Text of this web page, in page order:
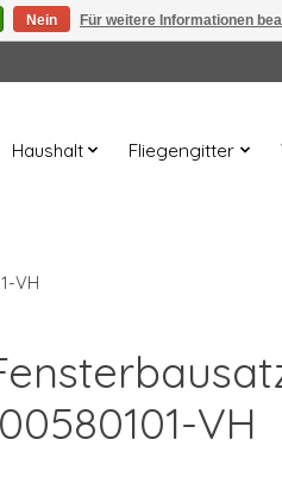
Haushalt Fliegengitter
VH
VH
Nein Für weitere Informationen